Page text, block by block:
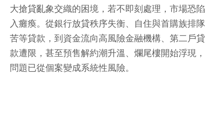
大搶貸亂象交織的困境，若不即刻處理，市場恐陷
入癱瘓。從銀行放貸秩序失衡、自住與首購族排隊
苦等貸款，到資金流向高風險金融機構、第二戶貸
款遭限，甚至預售解約潮升溫、爛尾樓開始浮現，
問題已從個案變成系統性風險。